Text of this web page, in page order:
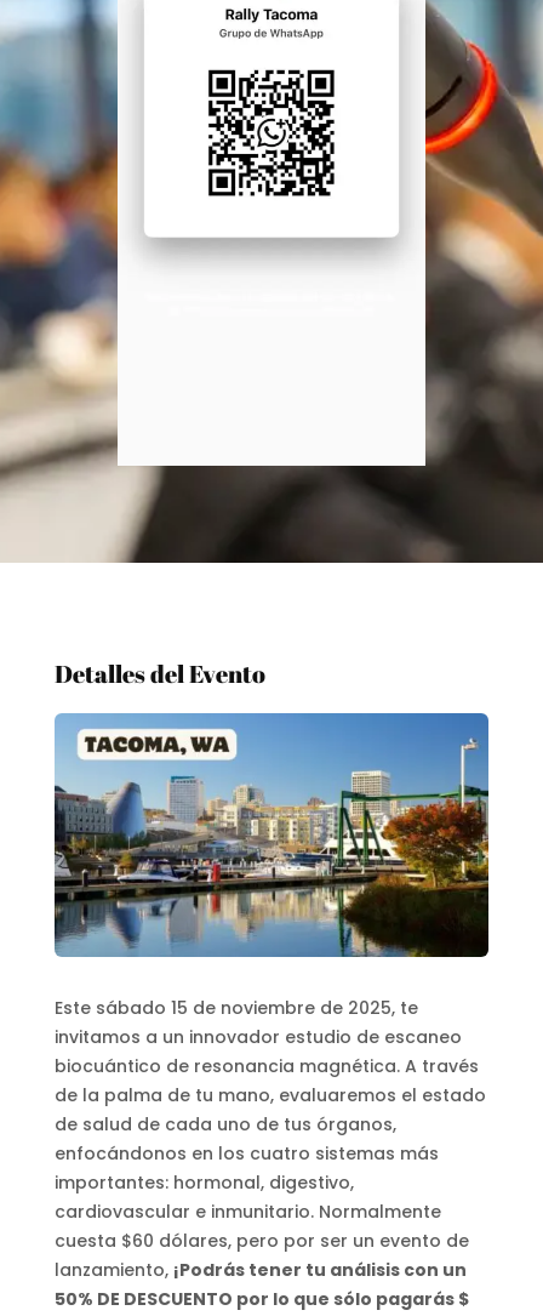
Detalles del Evento
Este sábado 15 de noviembre de 2025, te
invitamos a un innovador estudio de escaneo
biocuántico de resonancia magnética. A través
de la palma de tu mano, evaluaremos el estado
de salud de cada uno de tus órganos,
enfocándonos en los cuatro sistemas más
importantes: hormonal, digestivo,
cardiovascular e inmunitario. Normalmente
cuesta $60 dólares, pero por ser un evento de
lanzamiento, ¡Podrás tener tu análisis con un
50% DE DESCUENTO por lo que sólo pagarás $